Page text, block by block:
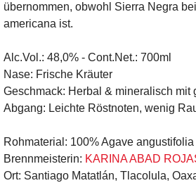
übernommen, obwohl Sierra Negra
americana ist.
Alc.Vol.: 48,0% - Cont.Net.: 700ml
Nase: Frische Kräuter
Geschmack: Herbal & mineralisch mit
Abgang: Leichte Röstnoten, wenig
Rohmaterial: 100% Agave
Brennmeisterin: KARINA ABAD
Ort: Santiago Matatlán, Tlacolula,